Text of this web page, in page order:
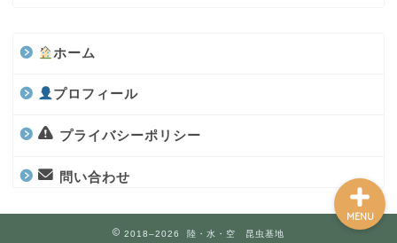
ホーム
プロフィール
プライバシーポリシー
問い合わせ
2018–2026 陸・水・空 昆虫基地
MENU